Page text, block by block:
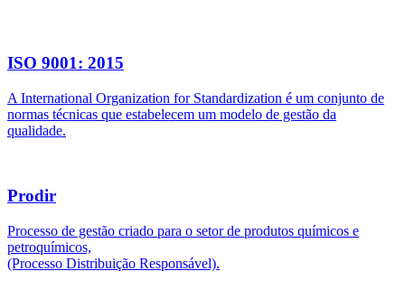
ISO 9001: 2015
A International Organization for Standardization é um conjunto de
normas técnicas que estabelecem um modelo de gestão da
qualidade.
Prodir
Processo de gestão criado para o setor de produtos químicos e
petroquímicos,
(Processo Distribuição Responsável).